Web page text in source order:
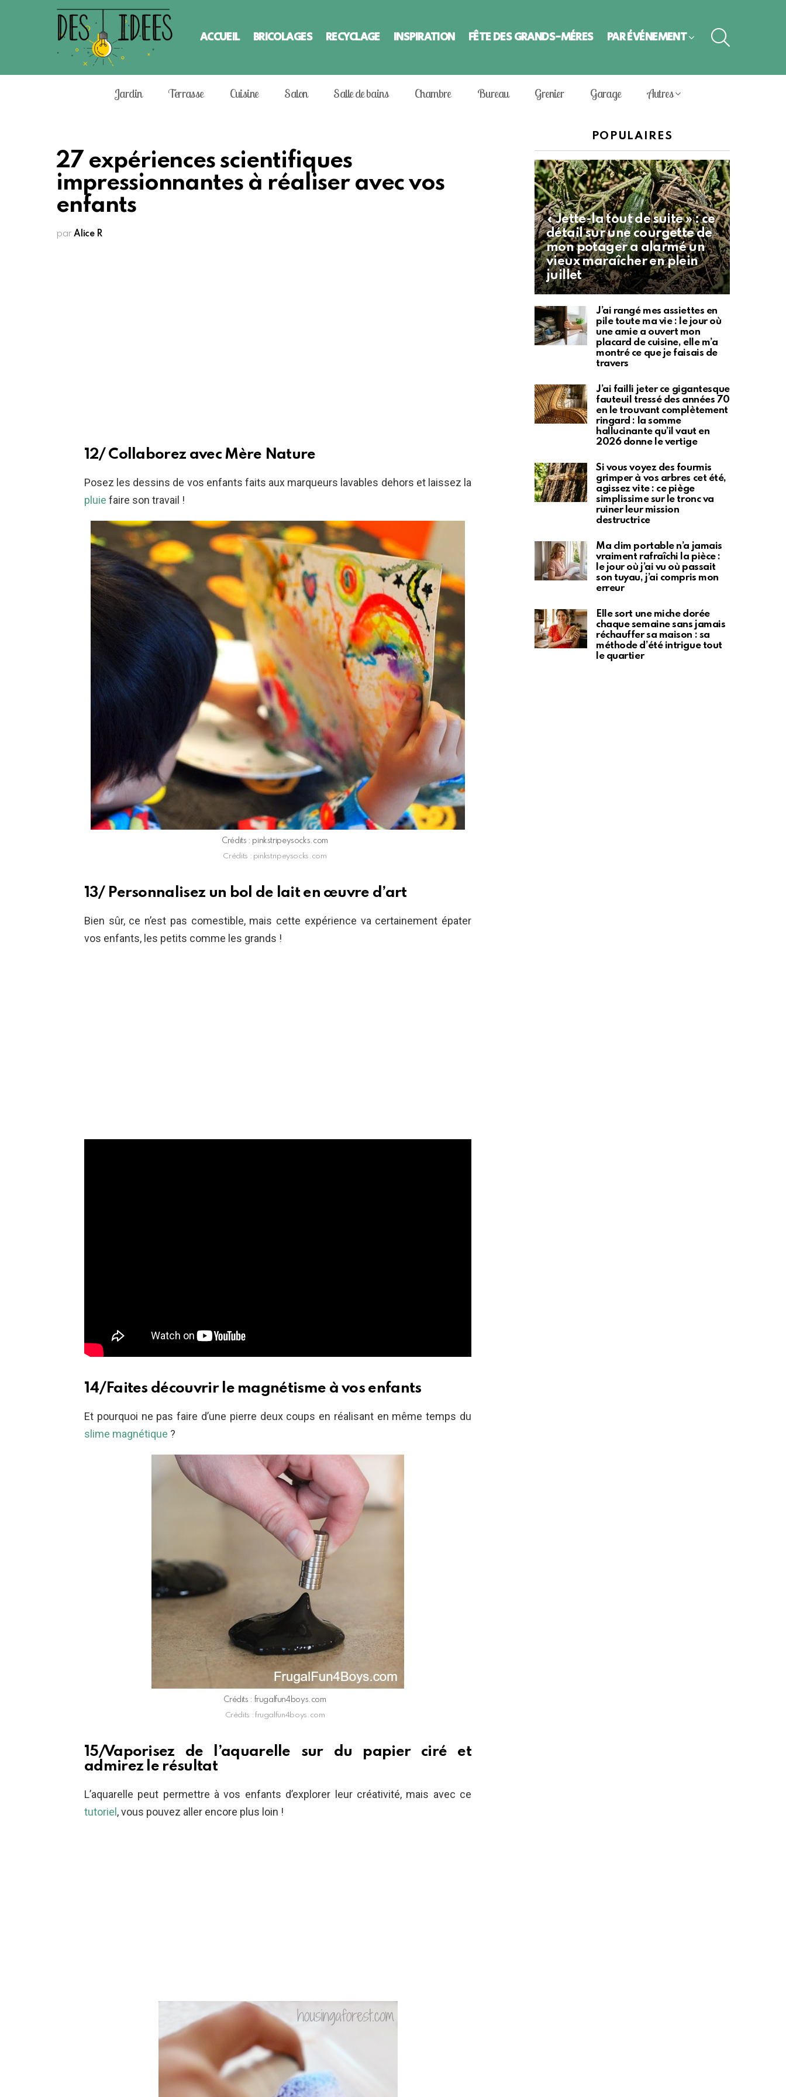
ACCUEIL BRICOLAGES RECYCLAGE INSPIRATION FÊTE DES GRANDS-MÈRES PAR ÉVÈNEMENT
Jardin Terrasse Cuisine Salon Salle de bains Chambre Bureau Grenier Garage Autres
27 expériences scientifiques
impressionnantes à réaliser avec vos
enfants
par Alice R
12/ Collaborez avec Mère Nature
Posez les dessins de vos enfants faits aux marqueurs lavables dehors et laissez la
pluie faire son travail !
Crédits : pinkstripeysocks.com
Crédits : pinkstripeysocks.com
13/ Personnalisez un bol de lait en œuvre d’art
Bien sûr, ce n’est pas comestible, mais cette expérience va certainement épater
vos enfants, les petits comme les grands !
14/Faites découvrir le magnétisme à vos enfants
Et pourquoi ne pas faire d’une pierre deux coups en réalisant en même temps du
slime magnétique ?
Crédits : frugalfun4boys.com
Crédits : frugalfun4boys.com
15/Vaporisez de l’aquarelle sur du papier ciré et
admirez le résultat
L’aquarelle peut permettre à vos enfants d’explorer leur créativité, mais avec ce
tutoriel, vous pouvez aller encore plus loin !
POPULAIRES
« Jette-la tout de suite » : ce
détail sur une courgette de
mon potager a alarmé un
vieux maraîcher en plein
juillet
J’ai rangé mes assiettes en
pile toute ma vie : le jour où
une amie a ouvert mon
placard de cuisine, elle m’a
montré ce que je faisais de
travers
J’ai failli jeter ce gigantesque
fauteuil tressé des années 70
en le trouvant complètement
ringard : la somme
hallucinante qu’il vaut en
2026 donne le vertige
Si vous voyez des fourmis
grimper à vos arbres cet été,
agissez vite : ce piège
simplissime sur le tronc va
ruiner leur mission
destructrice
Ma clim portable n’a jamais
vraiment rafraîchi la pièce :
le jour où j’ai vu où passait
son tuyau, j’ai compris mon
erreur
Elle sort une miche dorée
chaque semaine sans jamais
réchauffer sa maison : sa
méthode d’été intrigue tout
le quartier